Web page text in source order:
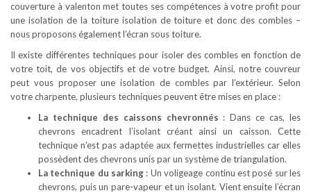
couverture à valenton met toutes ses compétences à votre profit pour
une isolation de la toiture isolation de toiture et donc des combles –
nous proposons également l’écran sous toiture.
Il existe différentes techniques pour isoler des combles en fonction de
votre toit, de vos objectifs et de votre budget. Ainsi, notre couvreur
peut vous proposer une isolation de combles par l’extérieur. Selon
votre charpente, plusieurs techniques peuvent être mises en place :
La technique des caissons chevronnés : Dans ce cas, les
chevrons encadrent l’isolant créant ainsi un caisson. Cette
technique n’est pas adaptée aux fermettes industrielles car elles
possèdent des chevrons unis par un système de triangulation.
La technique du sarking : Un voligeage continu est posé sur les
chevrons, puis un pare-vapeur et un isolant. Vient ensuite l’écran